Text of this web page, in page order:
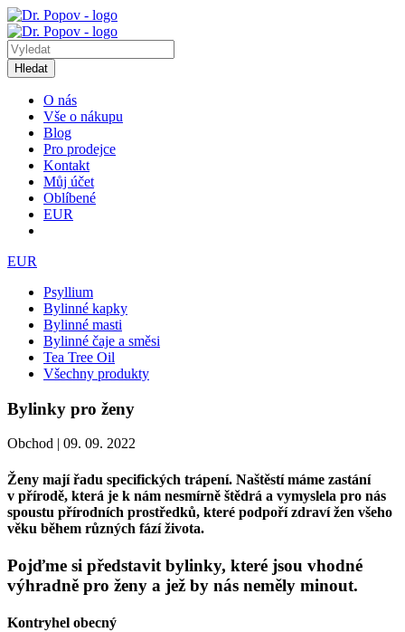
Hledat
O nás
Vše o nákupu
Blog
Pro prodejce
Kontakt
Můj účet
Oblíbené
EUR
EUR
Psyllium
Bylinné kapky
Bylinné masti
Bylinné čaje a směsi
Tea Tree Oil
Všechny produkty
Bylinky pro ženy
Obchod | 09. 09. 2022
Ženy mají řadu specifických trápení. Naštěstí máme zastání
v přírodě, která je k nám nesmírně štědrá a vymyslela pro nás
spoustu přírodních prostředků, které podpoří zdraví žen všeho
věku během různých fází života.
Pojďme si představit bylinky, které jsou vhodné
výhradně pro ženy a jež by nás neměly minout.
Kontryhel obecný